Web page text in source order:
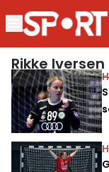
Rikke Iversen